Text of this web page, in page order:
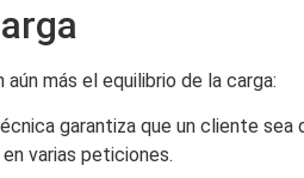
más el equilibrio de la carga:
garantiza que un cliente sea
varias peticiones.